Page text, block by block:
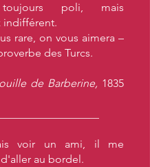
poli, mais
indifférent.
rare, on vous aimera –
des Turcs.
de Barberine, 1835
voir un ami, il me
au bordel.